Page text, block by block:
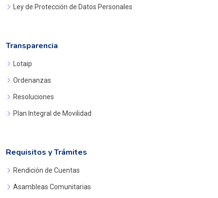
Ley de Protección de Datos Personales
Transparencia
Lotaip
Ordenanzas
Resoluciones
Plan Integral de Movilidad
Requisitos y Trámites
Rendición de Cuentas
Asambleas Comunitarias